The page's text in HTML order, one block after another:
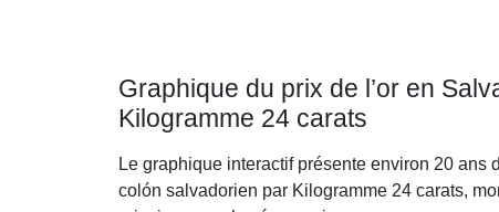
Graphique du prix de l’or en
Kilogramme 24 carats
Le graphique interactif présente environ 20 ans
colón salvadorien par Kilogramme 24 carats,